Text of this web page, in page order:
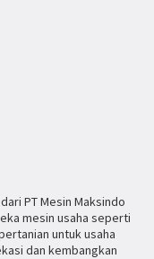
PT Mesin Maksindo
mesin usaha seperti
untuk usaha
dan kembangkan